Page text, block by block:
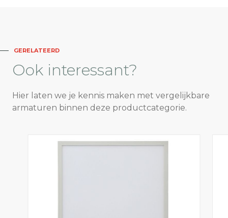
GERELATEERD
Ook interessant?
Hier laten we je kennis maken met vergelijkbare
armaturen binnen deze productcategorie.